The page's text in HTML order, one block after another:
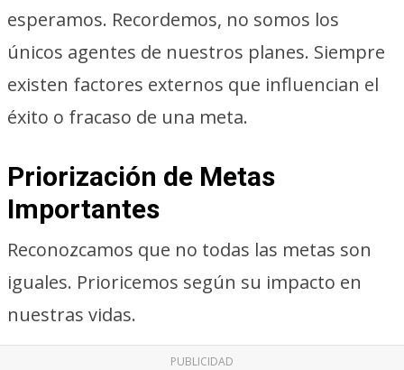
esperamos. Recordemos, no somos los
únicos agentes de nuestros planes. Siempre
existen factores externos que influencian el
éxito o fracaso de una meta.
Priorización de Metas
Importantes
Reconozcamos que no todas las metas son
iguales. Prioricemos según su impacto en
nuestras vidas.
PUBLICIDAD